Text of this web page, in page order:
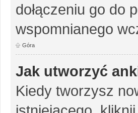
dołączeniu go do
wspomnianego
Góra
Jak utworzyć
Kiedy tworzysz